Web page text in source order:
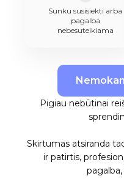
Sunku susisiekti arba
pagalba
nebesuteikiama
Pigiau nebūtinai
Skirtumas atsiranda
ir patirtis,
pagalba,